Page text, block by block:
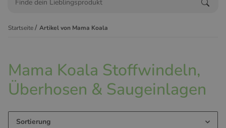
Startseite Artikel von Mama Koala
Mama Koala Stoffwindeln,
Überhosen & Saugeinlagen
Sortierung